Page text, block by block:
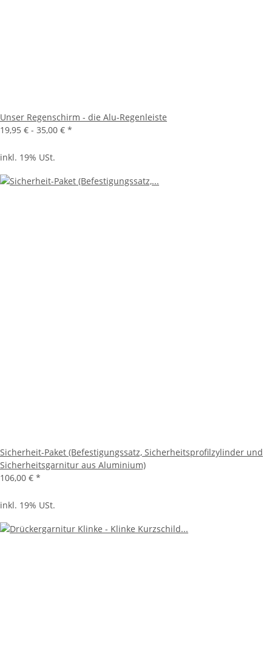
Unser Regenschirm - die Alu-Regenleiste
19,95 € - 35,00 € *
inkl. 19% USt.
Sicherheit-Paket (Befestigungssatz, Sicherheitsprofilzylinder und
Sicherheitsgarnitur aus Aluminium)
106,00 € *
inkl. 19% USt.